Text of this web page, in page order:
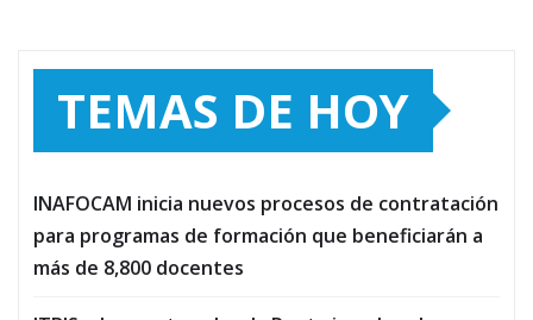
TEMAS DE HOY
INAFOCAM inicia nuevos procesos de contratación
para programas de formación que beneficiarán a
más de 8,800 docentes